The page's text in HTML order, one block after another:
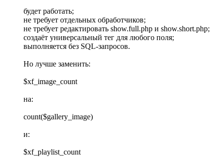
будет работать;
не требует отдельных обработчиков;
не требует редактировать show.full.php и show.short.php;
создаёт универсальный тег для любого поля;
выполняется без SQL-запросов.
Но лучше заменить:
$xf_image_count
на:
count($gallery_image)
и:
$xf_playlist_count